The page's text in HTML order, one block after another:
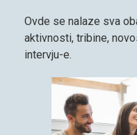
Ovde se nalaze sva
aktivnosti, tribine,
intervju-e.